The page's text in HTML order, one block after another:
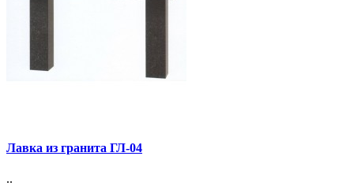
Лавка из гранита ГЛ-04
..